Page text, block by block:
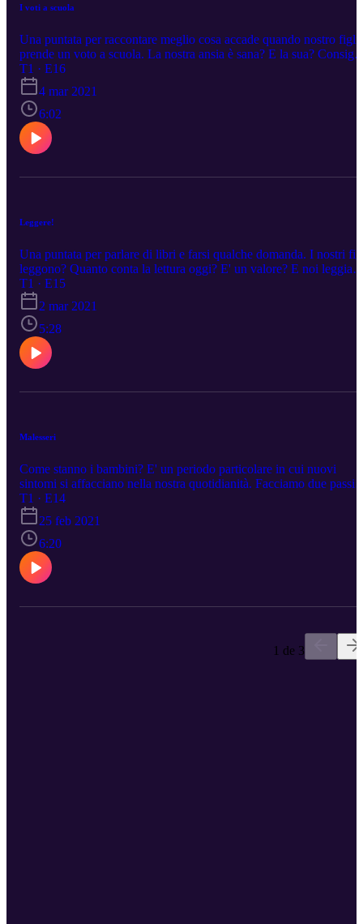
I voti a scuola
Una puntata per raccontare meglio cosa accade quando nostro
prende un voto a scuola. La nostra ansia è sana? E la sua? Consigli
strategie per ricominciare a pensare all'apprendimento.
T1 · E16
4 mar 2021
6:02
Leggere!
Una puntata per parlare di libri e farsi qualche domanda. I nostri
leggono? Quanto conta la lettura oggi? E' un valore? E noi
a sufficienza? Consigli e strategie per un nuovo punto di vista.
T1 · E15
2 mar 2021
5:28
Malesseri
Come stanno i bambini? E' un periodo particolare in cui nuovi
sintomi si affacciano nella nostra quotidianità. Facciamo due passi
intorno al disturbo più noto e vediamo insieme cosa accade...
T1 · E14
25 feb 2021
6:20
1 de 3